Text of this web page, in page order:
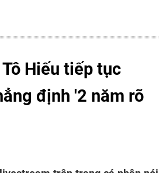
Hiếu tiếp tục
định '2 năm rõ